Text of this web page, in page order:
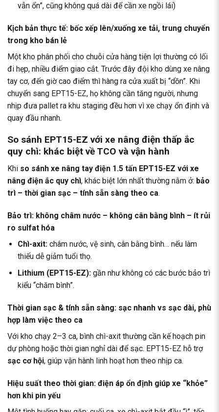
vẫn ổn”, cũng không quá dài để cần xe ngồi lái)
Kịch bản thực tế: bốc xếp lên/xuống xe tải, trung chuyển
trong kho bán lẻ
Một kho phân phối cho chuỗi cửa hàng tiện lợi thường có lối
đi hẹp, nhiều điểm giao cắt. Trước đây đội kho dùng xe nâng
tay cơ, đến giờ cao điểm thì hàng ra cửa xuất bị “dồn”. Khi
chuyển sang EPT15-EZ, họ không cần tăng người, nhưng
nhịp đưa pallet ra khu staging đều hơn vì xe chạy ổn định và
quay đầu nhanh.
So sánh EPT15-EZ với xe nâng điện thấp ắc
quy chì: khác biệt về TCO và vận hành
Khi so sánh xe nâng tay điện 1.5 tấn EPT15-EZ với xe
nâng điện ắc quy chì, khác biệt lớn nhất thường nằm ở: bảo
trì – thời gian sạc – tính sẵn sàng theo ca.
Bảo trì: không châm nước – không cân bằng bình – ít rủi
ro sulfat hóa
Chì-axit:châm nước, vệ sinh, cân bằng bình… nếu làm
thiếu dễ giảm tuổi thọ.
Lithium (EPT15-EZ):gần như không có các bước bảo trì
kiểu “chăm bình”.
Thời gian sạc & tính sẵn sàng: sạc nhanh vs sạc dài, phù
hợp làm việc theo ca
Với kho chạy 2–3 ca, bình chì-axit thường cần kế hoạch pin
dự phòng hoặc thời gian nghỉ dài để sạc. EPT15-EZ hỗ trợ
sạc cơ hội, giúp vận hành linh hoạt hơn theo nhịp ca.
Hiệu suất theo thời gian: điện áp ổn định giúp xe “khỏe”
hơn khi pin yếu